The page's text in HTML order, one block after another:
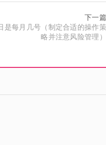
下一篇
是每月几号（制定合适的操作策
略并注意风险管理）